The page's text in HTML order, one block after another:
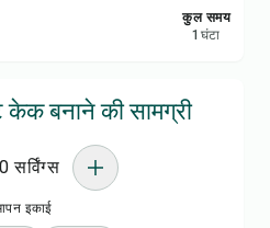
कुल समय
1 घंटा
केक बनाने की सामग्री
सर्विंग्स
इकाई